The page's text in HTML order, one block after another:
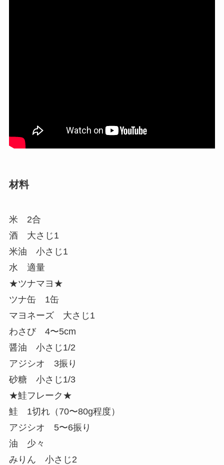
材料
米 2合
酒 大さじ1
米油 小さじ1
水 適量
★ツナマヨ★
ツナ缶 1缶
マヨネーズ 大さじ1
わさび 4〜5cm
醤油 小さじ1/2
アジシオ 3振り
砂糖 小さじ1/3
★鮭フレーク★
鮭 1切れ（70〜80g程度）
アジシオ 5〜6振り
油 少々
みりん 小さじ2